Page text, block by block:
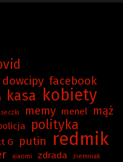
dowcipy facebook
kasa kobiety
memy menel mąż
polityka
G putin redmik
xiaomi zdrada
ziemniak